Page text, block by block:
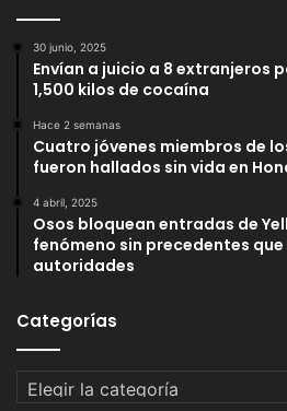
30 junio, 2025
Envían a juicio a 8 extranjeros
1,500 kilos de cocaína
Hace 2 semanas
Cuatro jóvenes miembros de
fueron hallados sin vida en
4 abril, 2025
Osos bloquean entradas de
fenómeno sin precedentes
autoridades
Categorías
Categorías